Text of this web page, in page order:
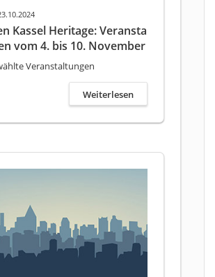
Kassel Heritage: Veransta
vom 4. bis 10. November
Veranstaltungen
Weiterlesen